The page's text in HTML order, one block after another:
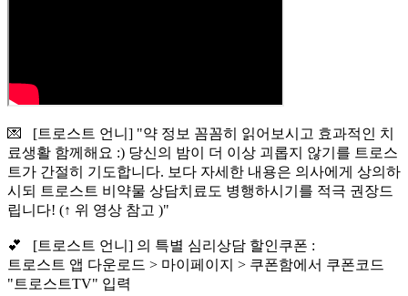
💌 [트로스트 언니] "약 정보 꼼꼼히 읽어보시고 효과적인 치
료생활 함께해요 :) 당신의 밤이 더 이상 괴롭지 않기를 트로스
트가 간절히 기도합니다. 보다 자세한 내용은 의사에게 상의하
시되 트로스트 비약물 상담치료도 병행하시기를 적극 권장드
립니다! (↑ 위 영상 참고 )"
💕 [트로스트 언니] 의 특별 심리상담 할인쿠폰 :
트로스트 앱 다운로드 > 마이페이지 > 쿠폰함에서 쿠폰코드
"트로스트TV" 입력